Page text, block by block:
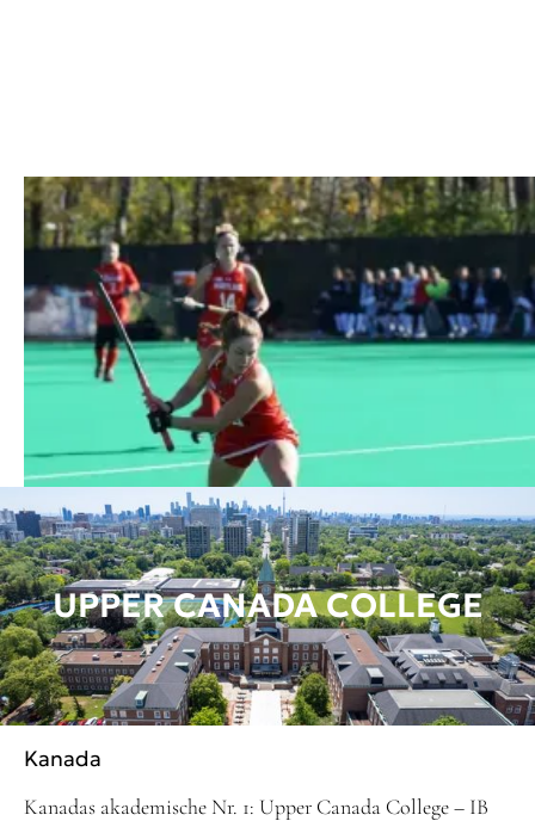
UPPER CANADA COLLEGE
Kanada
Kanadas akademische Nr. 1: Upper Canada College – IB